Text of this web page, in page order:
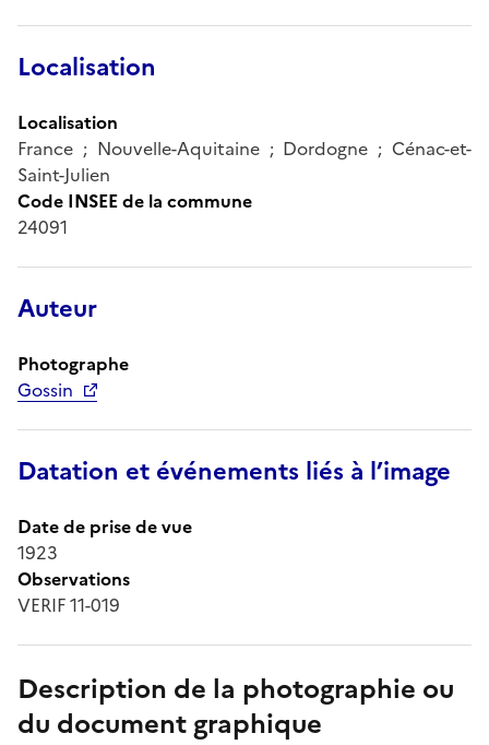
Localisation
Localisation
France ; Nouvelle-Aquitaine ; Dordogne ; Cénac-et-
Saint-Julien
Code INSEE de la commune
24091
Auteur
Photographe
Gossin
Datation et événements liés à l’image
Date de prise de vue
1923
Observations
VERIF 11-019
Description de la photographie ou
du document graphique